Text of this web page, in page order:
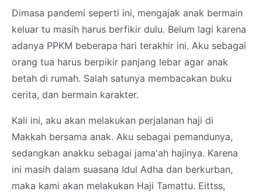
Dimasa pandemi seperti ini, mengajak anak bermain
keluar tu masih harus berfikir dulu. Belum lagi karena
adanya PPKM beberapa hari terakhir ini. Aku sebagai
orang tua harus berpikir panjang lebar agar anak
betah di rumah. Salah satunya membacakan buku
cerita, dan bermain karakter.
Kali ini, aku akan melakukan perjalanan haji di
Makkah bersama anak. Aku sebagai pemandunya,
sedangkan anakku sebagai jama'ah hajinya. Karena
ini masih dalam suasana Idul Adha dan berkurban,
maka kami akan melakukan Haji Tamattu. Eittss,